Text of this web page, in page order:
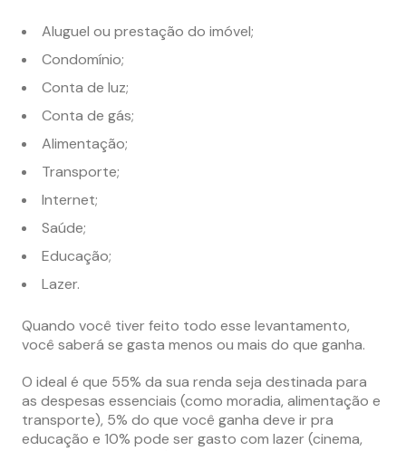
Aluguel ou prestação do imóvel;
Condomínio;
Conta de luz;
Conta de gás;
Alimentação;
Transporte;
Internet;
Saúde;
Educação;
Lazer.
Quando você tiver feito todo esse levantamento,
você saberá se gasta menos ou mais do que ganha.
O ideal é que 55% da sua renda seja destinada para
as despesas essenciais (como moradia, alimentação e
transporte), 5% do que você ganha deve ir pra
educação e 10% pode ser gasto com lazer (cinema,